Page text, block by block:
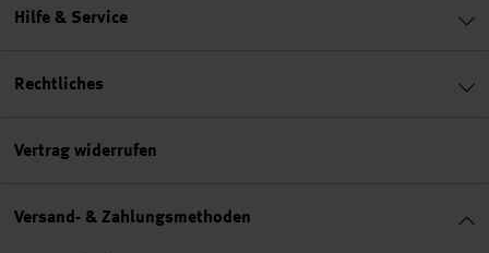
Hilfe & Service
Rechtliches
Vertrag widerrufen
Versand- & Zahlungsmethoden